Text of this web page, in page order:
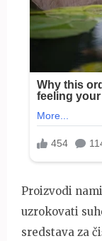
Proizvodi
uzrokovati
sredstava za